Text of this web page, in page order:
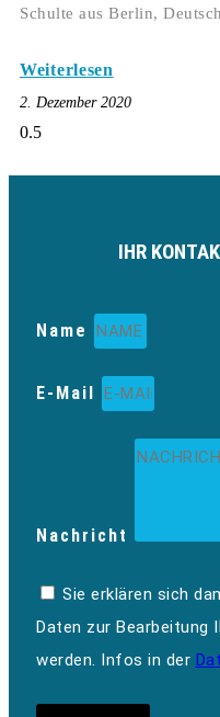
Schulte aus Berlin,
Weiterlesen
2. Dezember 2020
IHR
Name
E-Mail
Nachricht
Sie erklären sich
Daten zur Bearbeitung
werden. Infos in der